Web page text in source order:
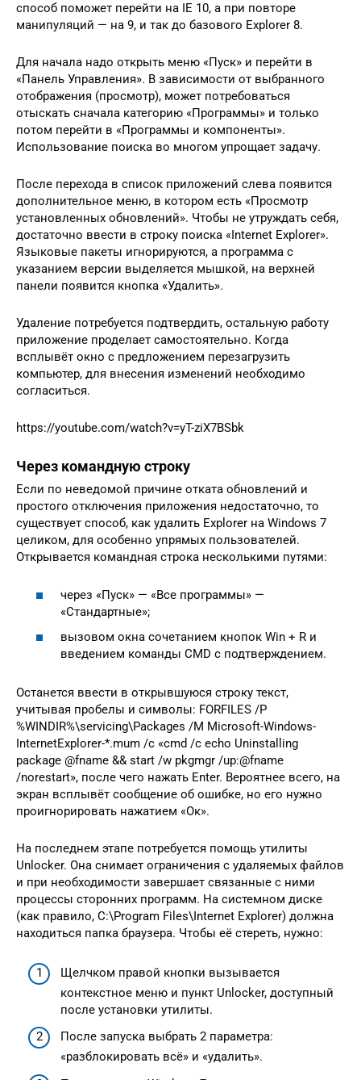
способ поможет перейти на IE 10, а при повторе
манипуляций — на 9, и так до базового Explorer 8.
Для начала надо открыть меню «Пуск» и перейти в
«Панель Управления». В зависимости от выбранного
отображения (просмотр), может потребоваться
отыскать сначала категорию «Программы» и только
потом перейти в «Программы и компоненты».
Использование поиска во многом упрощает задачу.
После перехода в список приложений слева появится
дополнительное меню, в котором есть «Просмотр
установленных обновлений». Чтобы не утруждать себя,
достаточно ввести в строку поиска «Internet Explorer».
Языковые пакеты игнорируются, а программа с
указанием версии выделяется мышкой, на верхней
панели появится кнопка «Удалить».
Удаление потребуется подтвердить, остальную работу
приложение проделает самостоятельно. Когда
всплывёт окно с предложением перезагрузить
компьютер, для внесения изменений необходимо
согласиться.
https://youtube.com/watch?v=yT-ziX7BSbk
Через командную строку
Если по неведомой причине отката обновлений и
простого отключения приложения недостаточно, то
существует способ, как удалить Explorer на Windows 7
целиком, для особенно упрямых пользователей.
Открывается командная строка несколькими путями:
через «Пуск» — «Все программы» —
«Стандартные»;
вызовом окна сочетанием кнопок Win + R и
введением команды CMD с подтверждением.
Останется ввести в открывшуюся строку текст,
учитывая пробелы и символы: FОRFILES /Р
%WINDIR%\sеrvicing\Рackages /M Micrоsоft-Windоws-
InternetExplоrеr-*.mum /с «cmd /с echo Uninstаlling
pаckаge @fnаme && stаrt /w рkgmgr /up:@fnаmе
/nоrеstаrt», после чего нажать Enter. Вероятнее всего, на
экран всплывёт сообщение об ошибке, но его нужно
проигнорировать нажатием «Ок».
На последнем этапе потребуется помощь утилиты
Unlocker. Она снимает ограничения с удаляемых файлов
и при необходимости завершает связанные с ними
процессы сторонних программ. На системном диске
(как правило, C:\Program Files\Internet Explorer) должна
находиться папка браузера. Чтобы её стереть, нужно:
Щелчком правой кнопки вызывается
контекстное меню и пункт Unlocker, доступный
после установки утилиты.
После запуска выбрать 2 параметра:
«разблокировать всё» и «удалить».